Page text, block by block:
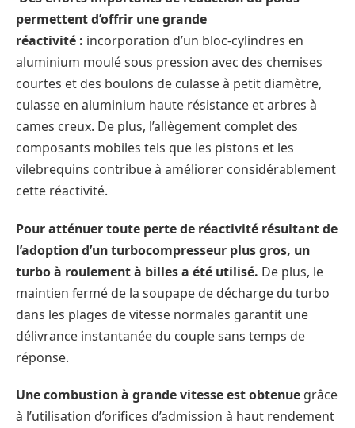
permettent d’offrir une grande
réactivité : incorporation d’un bloc-cylindres en
aluminium moulé sous pression avec des chemises
courtes et des boulons de culasse à petit diamètre,
culasse en aluminium haute résistance et arbres à
cames creux. De plus, l’allègement complet des
composants mobiles tels que les pistons et les
vilebrequins contribue à améliorer considérablement
cette réactivité.
Pour atténuer toute perte de réactivité résultant de
l’adoption d’un turbocompresseur plus gros, un
turbo à roulement à billes a été utilisé. De plus, le
maintien fermé de la soupape de décharge du turbo
dans les plages de vitesse normales garantit une
délivrance instantanée du couple sans temps de
réponse.
Une combustion à grande vitesse est obtenue grâce
à l’utilisation d’orifices d’admission à haut rendement